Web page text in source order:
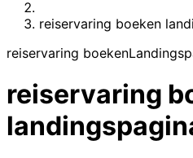
reiservaring boeken
reiservaring boeken
reiservaring